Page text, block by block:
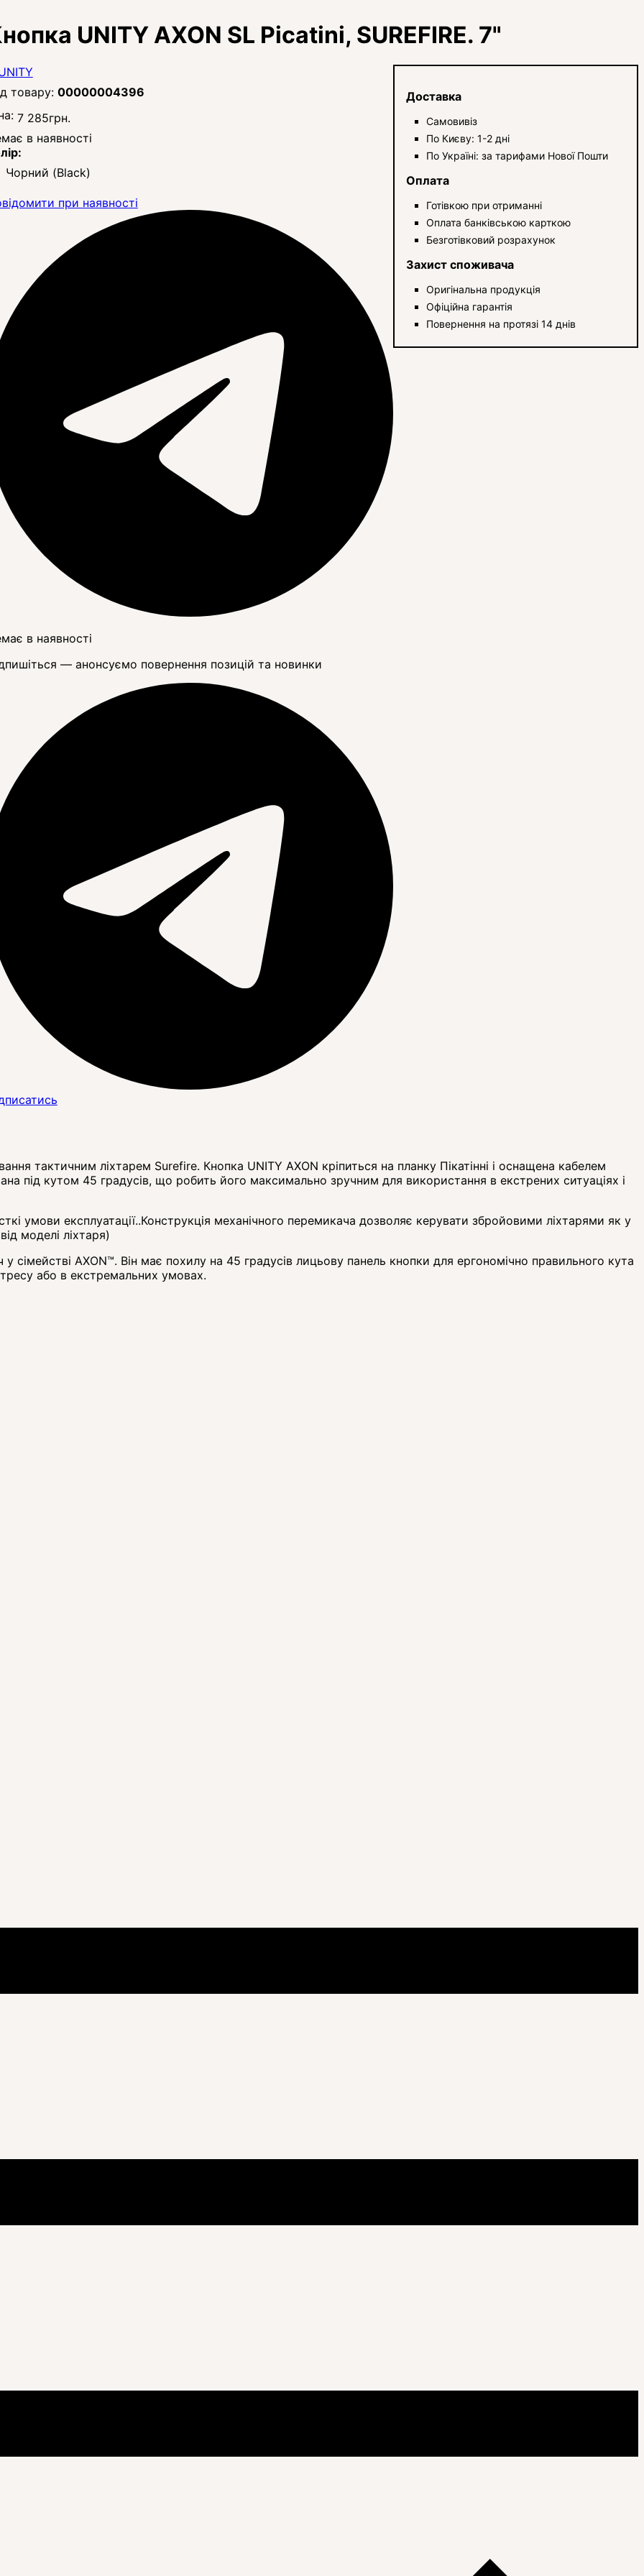
UNITY AXON SL Picatini, SUREFIRE. 7"
00000004396
7 285грн.
в наявності
Чорний (Black)
при наявності
в наявності
— анонсуємо повернення позицій та новинки
Доставка
Самовивіз
По Києву: 1-2 дні
По Україні: за тарифами Нової Пошти
Оплата
Готівкою при отриманні
Оплата банківською карткою
Безготівковий розрахунок
Захист споживача
Оригінальна продукція
Офіційна гарантія
Повернення на протязі 14 днів
тактичним ліхтарем Surefire. Кнопка UNITY AXON кріпиться на планку Пікатінні і оснащена кабелем
під кутом 45 градусів, що робить його максимально зручним для використання в екстрених ситуаціях і
умови експлуатації..Конструкція механічного перемикача дозволяє керувати збройовими ліхтарями як у
моделі ліхтаря)
AXON™. Він має похилу на 45 градусів лицьову панель кнопки для ергономічно правильного кута
або в екстремальних умовах.